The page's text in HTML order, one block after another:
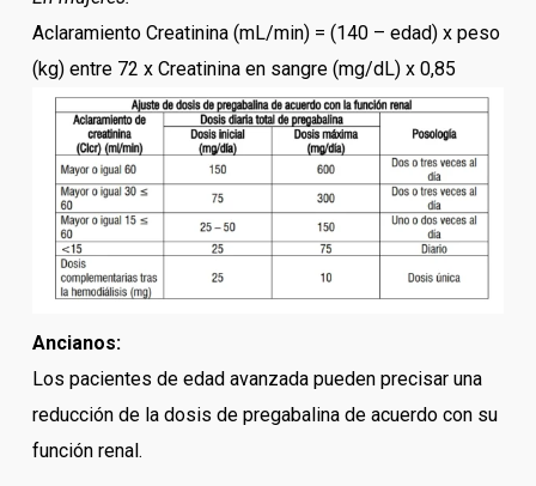
Aclaramiento Creatinina (mL/min) = (140 – edad) x peso
(kg) entre 72 x Creatinina en sangre (mg/dL) x 0,85
Ancianos:
Los pacientes de edad avanzada pueden precisar una
reducción de la dosis de pregabalina de acuerdo con su
función renal.